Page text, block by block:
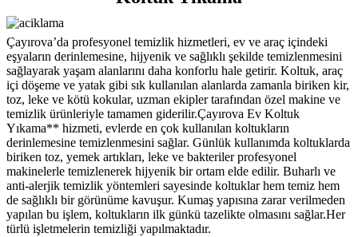
Çayırova’da profesyonel temizlik hizmetleri, ev ve araç içindeki
eşyaların derinlemesine, hijyenik ve sağlıklı şekilde temizlenmesini
sağlayarak yaşam alanlarını daha konforlu hale getirir. Koltuk, araç
içi döşeme ve yatak gibi sık kullanılan alanlarda zamanla biriken kir,
toz, leke ve kötü kokular, uzman ekipler tarafından özel makine ve
temizlik ürünleriyle tamamen giderilir.Çayırova Ev Koltuk
Yıkama** hizmeti, evlerde en çok kullanılan koltukların
derinlemesine temizlenmesini sağlar. Günlük kullanımda koltuklarda
biriken toz, yemek artıkları, leke ve bakteriler profesyonel
makinelerle temizlenerek hijyenik bir ortam elde edilir. Buharlı ve
anti-alerjik temizlik yöntemleri sayesinde koltuklar hem temiz hem
de sağlıklı bir görünüme kavuşur. Kumaş yapısına zarar verilmeden
yapılan bu işlem, koltukların ilk günkü tazelikte olmasını sağlar.Her
türlü işletmelerin temizliği yapılmaktadır.